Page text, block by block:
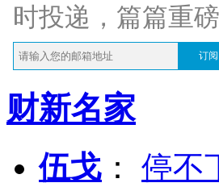
时投递，篇篇重
订阅
财新名家
伍戈 ： 停不